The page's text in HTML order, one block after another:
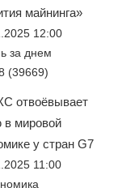
майнинга»
12:00
за днем
(39669)
отвоёвывает
в мировой
у стран G7
11:00